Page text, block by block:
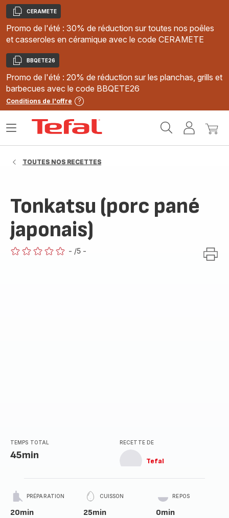
Copier
CERAMETE
Promo de l'été : 30% de réduction sur toutes nos poêles
et casseroles en céramique avec le code CERAMETE
Copier
BBQETE26
Promo de l'été : 20% de réduction sur les planchas, grills et
barbecues avec le code BBQETE26
Conditions de l'offre
MonMon
Ouvrir
TOUTES NOS RECETTES
Tonkatsu (porc pané
japonais)
- /5 -
TEMPS TOTAL
45min
RECETTE DE
Tefal
PRÉPARATION
20min
CUISSON
25min
REPOS
0min